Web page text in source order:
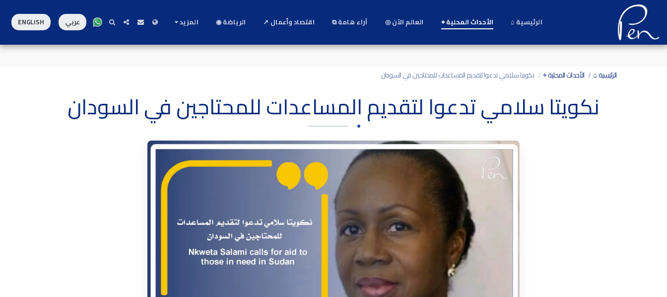
Date and time 7/8/2026 18:5:54 التاريخ والوقت
الرئيسية ⌂ الأحداث المحلية ⌖ العالم الآن ◎ آراء هامة ⧉ اقتصاد وأعمال ↗ الرياضة ◉ المزيد عربي ENGLISH
الرئيسية ⌂ الأحداث المحلية ⌖ نكويتا سلامي تدعوا لتقديم المساعدات للمحتاجين في السودان
نكويتا سلامي تدعوا لتقديم المساعدات للمحتاجين في السودان